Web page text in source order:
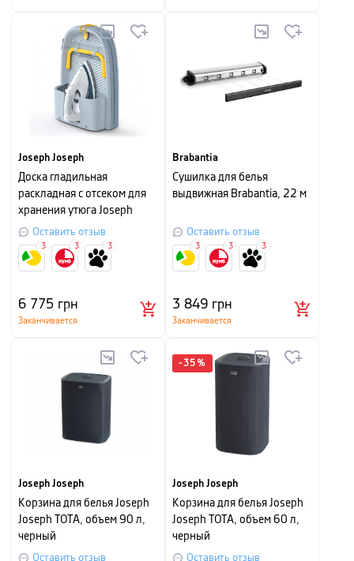
Joseph Joseph
Доска гладильная
раскладная с отсеком для
хранения утюга Joseph
Joseph POCKET, 90х33 см,
серый
Оставить отзыв
6 775 грн
Заканчивается
3 3 3
Brabantia
Сушилка для белья
выдвижная Brabantia, 22 м
Оставить отзыв
3 849 грн
Заканчивается
3 3 3
Joseph Joseph
Корзина для белья Joseph
Joseph TOTA, объем 90 л,
черный
Оставить отзыв
-35 %
Joseph Joseph
Корзина для белья Joseph
Joseph TOTA, объем 60 л,
черный
Оставить отзыв